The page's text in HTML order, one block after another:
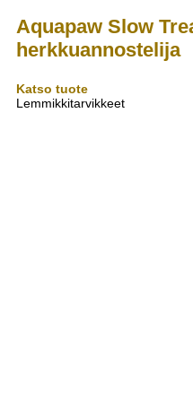
Aquapaw Slow
herkkuannostelija
Katso tuote
Lemmikkitarvikkeet